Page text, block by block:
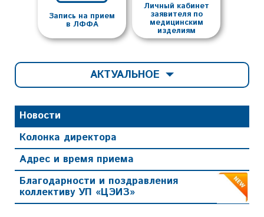
Запись на прием
в ЛФФА
Личный кабинет
заявителя по
медицинским
изделиям
Новости
Колонка директора
Адрес и время приема
Благодарности и поздравления
коллективу УП «ЦЭИЗ»
АКТУАЛЬНОЕ